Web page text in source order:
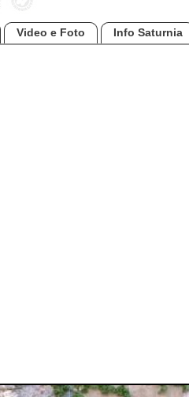
Video e Foto Info Saturnia